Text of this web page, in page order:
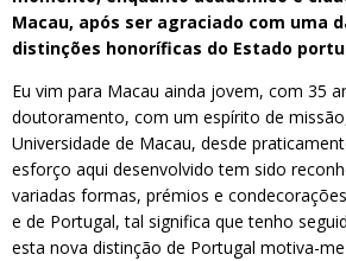
Macau, após ser agraciado com uma
distinções honoríficas do Estado
Eu vim para Macau ainda jovem, com 35
doutoramento, com um espírito de
Universidade de Macau, desde
esforço aqui desenvolvido tem sido
variadas formas, prémios e
e de Portugal, tal significa que tenho
esta nova distinção de Portugal motiva-